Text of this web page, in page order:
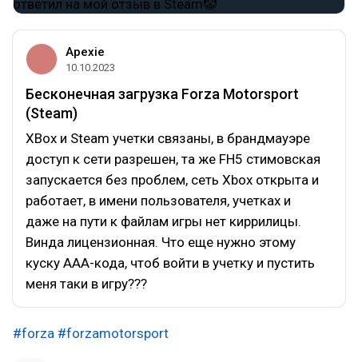
Apexie
10.10.2023
Бесконечная загрузка Forza Motorsport
(Steam)
XBox и Steam учетки связаны, в брандмауэре
доступ к сети разрешен, та же FH5 стимовская
запускается без проблем, сеть Xbox открыта и
работает, в имени пользователя, учетках и
даже на пути к файлам игры нет киррилицы.
Винда лицензионная. Что еще нужно этому
куску ААА-кода, чтоб войти в учетку и пустить
меня таки в игру???
#forza #forzamotorsport